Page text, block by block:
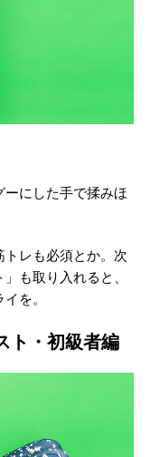
にした手で揉みほ
レも必須とか。次
も取り入れると、
を。
ト・初級者編